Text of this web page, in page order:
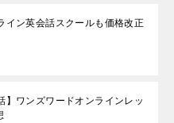
イン英会話スクールも価格改正
】ワンズワードオンラインレッ